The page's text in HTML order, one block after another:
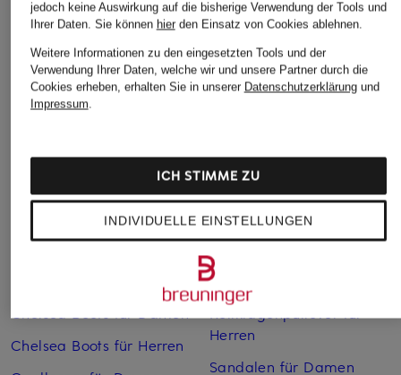
37 € 37 € 37 €
Bikinis Damen
Boots für Damen
Chelsea Boots für Herren
Mäntel für Herren
Pullover für Damen
Pullover für Herren
Herren
Sandalen für Damen
jedoch keine Auswirkung auf die bisherige Verwendung der Tools und
Ihrer Daten. Sie können hierden Einsatz von Cookies ablehnen.
Weitere Informationen zu den eingesetzten Tools und der
Verwendung Ihrer Daten, welche wir und unsere Partner durch die
Cookies erheben, erhalten Sie in unserer Datenschutzerklärungund
Impressum.
INDIVIDUELLE EINSTELLUNGEN
ICH STIMME ZU